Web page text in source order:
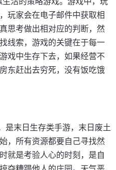
玩家会在电子邮件中获取相
思考做出相对应的判断，然
线索，游戏的关键在于每一
戏中生存下去，如果经营不
东赶出去穷死，没有饭吃饿
是末日生存类手游，末日废土
，所有资源都要自己寻找然
就是考验人心的时刻，是自